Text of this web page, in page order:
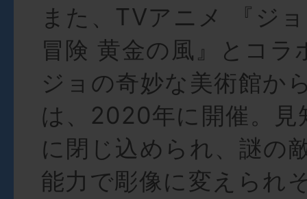
また、TVアニメ 『ジ
冒険 黄金の風』とコラ
ジョの奇妙な美術館か
は、2020年に開催。見
に閉じ込められ、謎の
能力で彫像に変えられ